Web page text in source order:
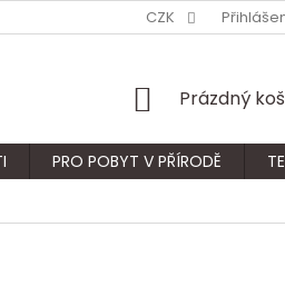
CZK
NÁKUPNÍ
Prázdný
PRO POBYT V PŘÍRODĚ